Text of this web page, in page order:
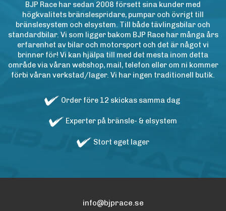
BJP Race har sedan 2008 försett sina kunder med
högkvalitets bränslespridare, pumpar och övrigt till
bränslesystem och elsystem. Till både tävlingsbilar och
standardbilar. Vi som ligger bakom BJP Race har många års
erfarenhet av bilar och motorsport och det är något vi
brinner för! Vi kan hjälpa till med det mesta inom detta
område via våran webshop, mail, telefon eller om ni kommer
förbi våran verkstad/lager. Vi har ingen traditionell butik.
Order före 12 skickas samma dag
Experter på bränsle- & elsystem
Stort eget lager
info@bjprace.se